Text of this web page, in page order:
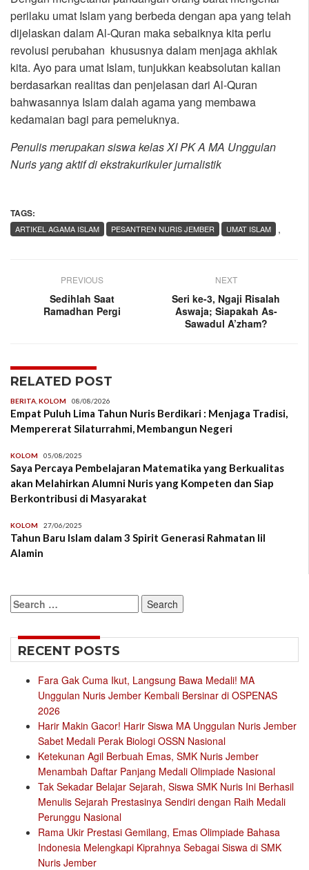
perilaku umat Islam yang berbeda dengan apa yang telah
dijelaskan dalam Al-Quran maka sebaiknya kita perlu
revolusi perubahan khususnya dalam menjaga akhlak
kita. Ayo para umat Islam, tunjukkan keabsolutan kalian
berdasarkan realitas dan penjelasan dari Al-Quran
bahwasannya Islam dalah agama yang membawa
kedamaian bagi para pemeluknya.
Penulis merupakan siswa kelas XI PK A MA Unggulan
Nuris yang aktif di ekstrakurikuler jurnalistik
TAGS:
,
ARTIKEL AGAMA ISLAM PESANTREN NURIS JEMBER UMAT ISLAM
PREVIOUS
Sedihlah Saat
Ramadhan Pergi
NEXT
Seri ke-3, Ngaji Risalah
Aswaja; Siapakah As-
Sawadul A’zham?
RELATED POST
BERITA KOLOM 08/08/2026
Empat Puluh Lima Tahun Nuris Berdikari : Menjaga Tradisi,
Mempererat Silaturrahmi, Membangun Negeri
KOLOM 05/08/2025
Saya Percaya Pembelajaran Matematika yang Berkualitas
akan Melahirkan Alumni Nuris yang Kompeten dan Siap
Berkontribusi di Masyarakat
KOLOM 27/06/2025
Tahun Baru Islam dalam 3 Spirit Generasi Rahmatan lil
Alamin
Search
for:
RECENT POSTS
Fara Gak Cuma Ikut, Langsung Bawa Medali! MA
Unggulan Nuris Jember Kembali Bersinar di OSPENAS
2026
Harir Makin Gacor! Harir Siswa MA Unggulan Nuris Jember
Sabet Medali Perak Biologi OSSN Nasional
Ketekunan Agil Berbuah Emas, SMK Nuris Jember
Menambah Daftar Panjang Medali Olimpiade Nasional
Tak Sekadar Belajar Sejarah, Siswa SMK Nuris Ini Berhasil
Menulis Sejarah Prestasinya Sendiri dengan Raih Medali
Perunggu Nasional
Rama Ukir Prestasi Gemilang, Emas Olimpiade Bahasa
Indonesia Melengkapi Kiprahnya Sebagai Siswa di SMK
Nuris Jember